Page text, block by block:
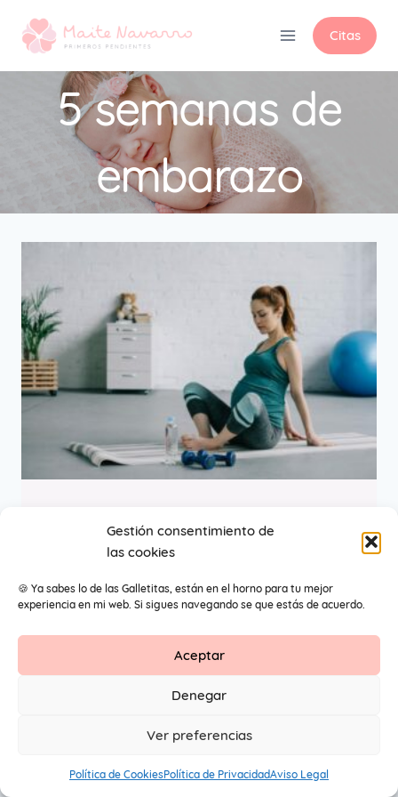
Gestión consentimiento de
las cookies
🍪 Ya sabes lo de las Galletitas, están en el horno para tu mejor
experiencia en mi web. Si sigues navegando se que estás de acuerdo.
Aceptar
Denegar
Ver preferencias
Política de CookiesPolítica de PrivacidadAviso Legal
Citas
5 semanas de
embarazo
Embarazo semana a
semana
Aviso Legal Protección de datos
© 2026 Primeros Pendientes by Maite Navarro. Todos los
derechos reservados.